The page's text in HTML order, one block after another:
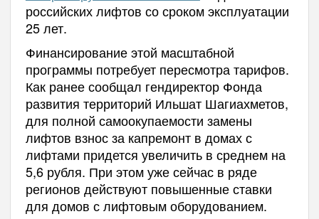
российских лифтов со сроком эксплуатации
25 лет.
Финансирование этой масштабной
программы потребует пересмотра тарифов.
Как ранее сообщал гендиректор Фонда
развития территорий Ильшат Шагиахметов,
для полной самоокупаемости замены
лифтов взнос за капремонт в домах с
лифтами придется увеличить в среднем на
5,6 рубля. При этом уже сейчас в ряде
регионов действуют повышенные ставки
для домов с лифтовым оборудованием.